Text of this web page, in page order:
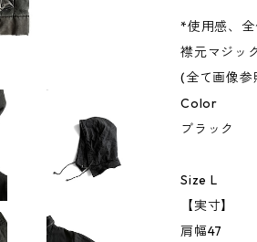
*使用感、
襟元マジッ
(全て画像参
Color
ブラック
Size L
【実寸】
肩幅47